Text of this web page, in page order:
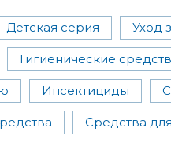
Детская серия Уход
Гигиенические
Инсектициды
Средства